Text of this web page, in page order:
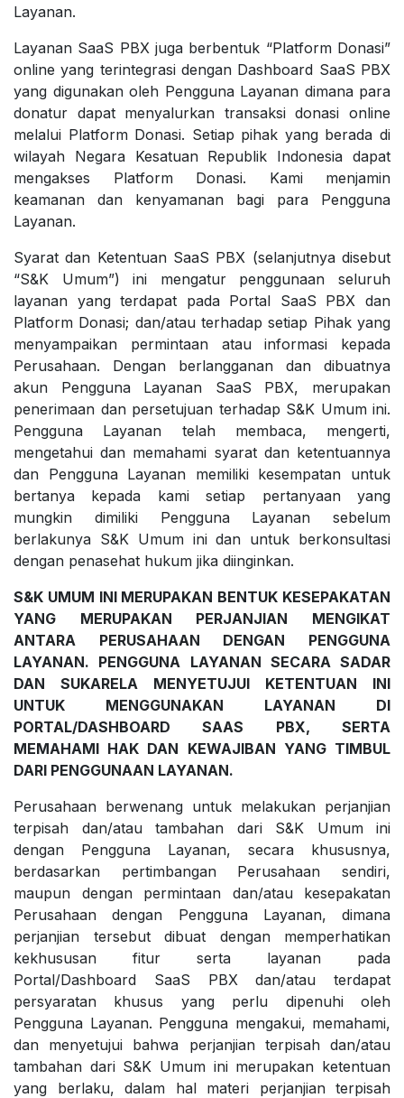
Layanan.
Layanan SaaS PBX juga berbentuk “Platform Donasi”
online yang terintegrasi dengan Dashboard SaaS PBX
yang digunakan oleh Pengguna Layanan dimana para
donatur dapat menyalurkan transaksi donasi online
melalui Platform Donasi. Setiap pihak yang berada di
wilayah Negara Kesatuan Republik Indonesia dapat
mengakses Platform Donasi. Kami menjamin
keamanan dan kenyamanan bagi para Pengguna
Layanan.
Syarat dan Ketentuan SaaS PBX (selanjutnya disebut
“S&K Umum”) ini mengatur penggunaan seluruh
layanan yang terdapat pada Portal SaaS PBX dan
Platform Donasi; dan/atau terhadap setiap Pihak yang
menyampaikan permintaan atau informasi kepada
Perusahaan. Dengan berlangganan dan dibuatnya
akun Pengguna Layanan SaaS PBX, merupakan
penerimaan dan persetujuan terhadap S&K Umum ini.
Pengguna Layanan telah membaca, mengerti,
mengetahui dan memahami syarat dan ketentuannya
dan Pengguna Layanan memiliki kesempatan untuk
bertanya kepada kami setiap pertanyaan yang
mungkin dimiliki Pengguna Layanan sebelum
berlakunya S&K Umum ini dan untuk berkonsultasi
dengan penasehat hukum jika diinginkan.
S&K UMUM INI MERUPAKAN BENTUK KESEPAKATAN
YANG MERUPAKAN PERJANJIAN MENGIKAT
ANTARA PERUSAHAAN DENGAN PENGGUNA
LAYANAN. PENGGUNA LAYANAN SECARA SADAR
DAN SUKARELA MENYETUJUI KETENTUAN INI
UNTUK MENGGUNAKAN LAYANAN DI
PORTAL/DASHBOARD SAAS PBX, SERTA
MEMAHAMI HAK DAN KEWAJIBAN YANG TIMBUL
DARI PENGGUNAAN LAYANAN.
Perusahaan berwenang untuk melakukan perjanjian
terpisah dan/atau tambahan dari S&K Umum ini
dengan Pengguna Layanan, secara khususnya,
berdasarkan pertimbangan Perusahaan sendiri,
maupun dengan permintaan dan/atau kesepakatan
Perusahaan dengan Pengguna Layanan, dimana
perjanjian tersebut dibuat dengan memperhatikan
kekhususan fitur serta layanan pada
Portal/Dashboard SaaS PBX dan/atau terdapat
persyaratan khusus yang perlu dipenuhi oleh
Pengguna Layanan. Pengguna mengakui, memahami,
dan menyetujui bahwa perjanjian terpisah dan/atau
tambahan dari S&K Umum ini merupakan ketentuan
yang berlaku, dalam hal materi perjanjian terpisah